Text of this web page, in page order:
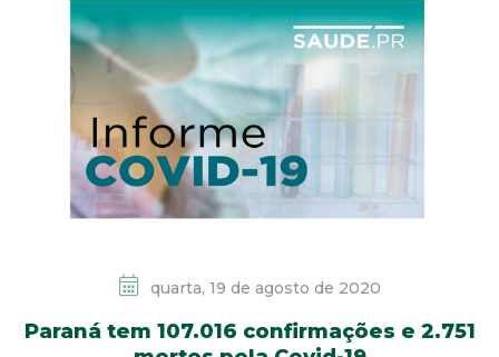
quarta, 19 de agosto de 2020
Paraná tem 107.016 confirmações e 2.751